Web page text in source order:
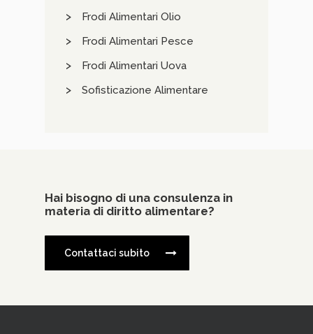
Frodi Alimentari Olio
Frodi Alimentari Pesce
Frodi Alimentari Uova
Sofisticazione Alimentare
Hai bisogno di una consulenza in
materia di diritto alimentare?
Contattaci subito